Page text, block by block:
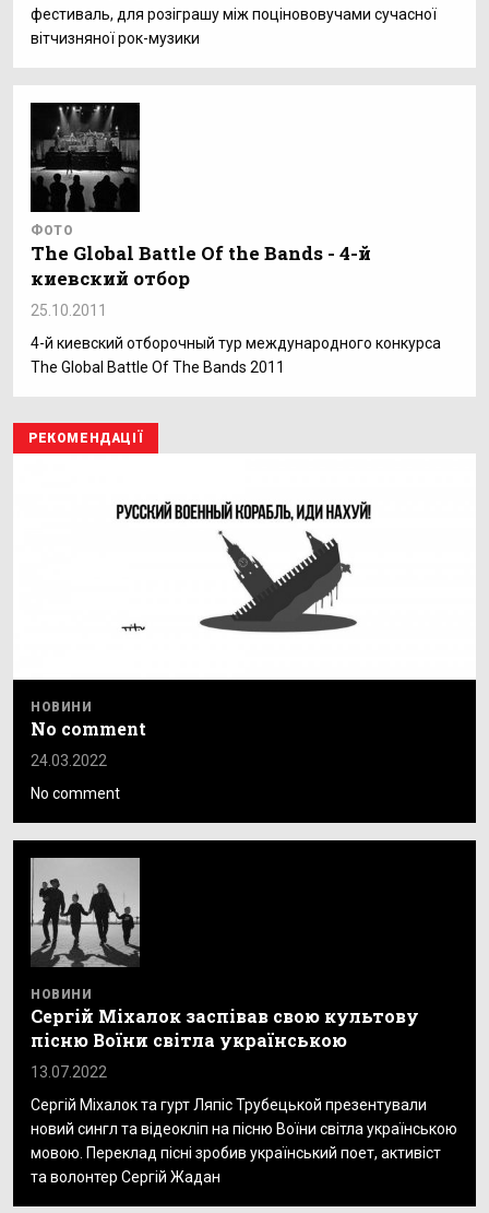
фестиваль, для розіграшу між поцінововучами сучасної
вітчизняної рок-музики
ФОТО
The Global Battle Of the Bands - 4-й
киевский отбор
25.10.2011
4-й киевский отборочный тур международного конкурса
The Global Battle Of The Bands 2011
РЕКОМЕНДАЦІЇ
НОВИНИ
No comment
24.03.2022
No comment
НОВИНИ
Сергій Міхалок заспівав свою культову
пісню Воїни світла українською
13.07.2022
Сергій Міхалок та гурт Ляпіс Трубецькой презентували
новий сингл та відеокліп на пісню Воїни світла українською
мовою. Переклад пісні зробив український поет, активіст
та волонтер Сергій Жадан